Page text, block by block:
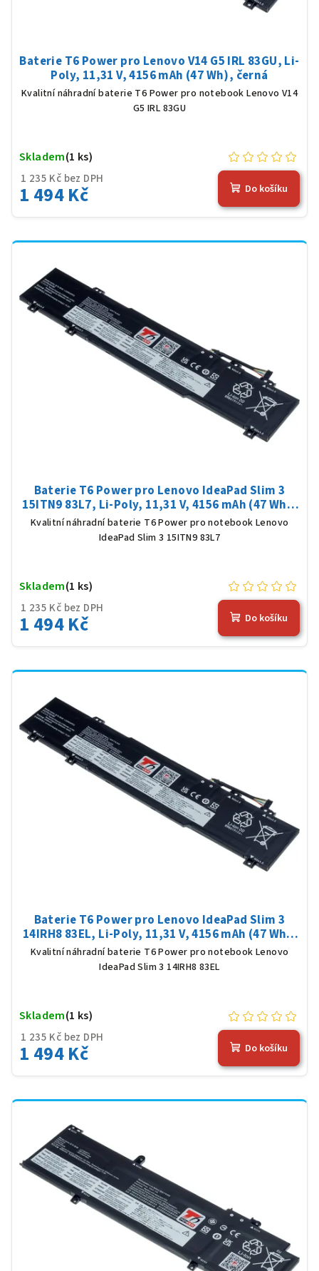
Baterie T6 Power pro Lenovo V14 G5 IRL 83GU, Li-
Poly, 11,31 V, 4156 mAh (47 Wh), černá
Kvalitní náhradní baterie T6 Power pro notebook Lenovo V14
G5 IRL 83GU
1 235 Kč bez DPH
1 494 Kč
Skladem(1 ks)
Do košíku
Baterie T6 Power pro Lenovo IdeaPad Slim 3
15ITN9 83L7, Li-Poly, 11,31 V, 4156 mAh (47 Wh),
černá
Kvalitní náhradní baterie T6 Power pro notebook Lenovo
IdeaPad Slim 3 15ITN9 83L7
1 235 Kč bez DPH
1 494 Kč
Skladem(1 ks)
Do košíku
Baterie T6 Power pro Lenovo IdeaPad Slim 3
14IRH8 83EL, Li-Poly, 11,31 V, 4156 mAh (47 Wh),
černá
Kvalitní náhradní baterie T6 Power pro notebook Lenovo
IdeaPad Slim 3 14IRH8 83EL
1 235 Kč bez DPH
1 494 Kč
Skladem(1 ks)
Do košíku